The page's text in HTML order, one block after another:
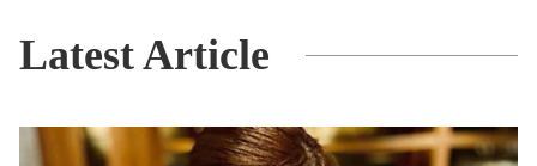
Latest Article